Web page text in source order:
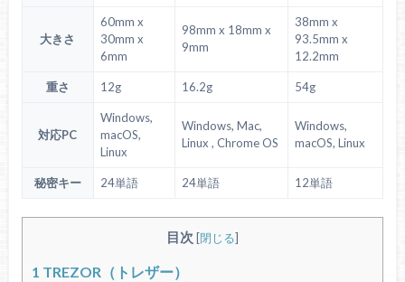
大きさ
60mm x
30mm x
6mm
98mm x 18mm x
9mm
38mm x
93.5mm x
12.2mm
重さ 12g 16.2g 54g
対応PC
Windows,
macOS,
Linux
Windows, Mac,
Linux , Chrome OS
Windows,
macOS, Linux
秘密キー 24単語 24単語 12単語
目次 [閉じる]
1 TREZOR（トレザー）